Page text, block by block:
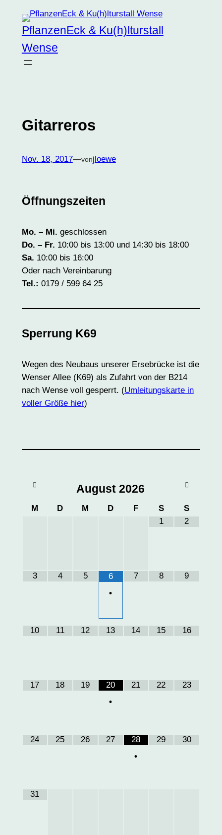
Inhalt
springenPflanzenEck & Ku(h)lturstall
Wense
Gitarreros
Nov. 18, 2017—vonjloewe
Öffnungszeiten
Mo. – Mi. geschlossen
Do. – Fr. 10:00 bis 13:00 und 14:30 bis 18:00
Sa. 10:00 bis 16:00
Oder nach Vereinbarung
Tel.: 0179 / 599 64 25
Sperrung K69
Wegen des Neubaus unserer Ersebrücke ist die
Wenser Allee (K69) als Zufahrt von der B214
nach Wense voll gesperrt. (Umleitungskarte in
voller Größe hier)
August 2026
M D M D F S
S
1
2
3 4 5
6
•
7 8 9
10 11 12 13 14 15 16
17 18 19
20
•
21 22 23
24 25 26 27
28
•
29 30
31